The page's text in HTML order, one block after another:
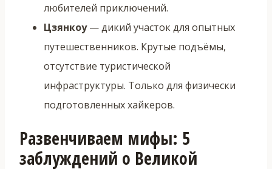
любителей приключений.
Цзянкоу— дикий участок для опытных
путешественников. Крутые подъёмы,
отсутствие туристической
инфраструктуры. Только для физически
подготовленных хайкеров.
Развенчиваем мифы: 5
заблуждений о Великой